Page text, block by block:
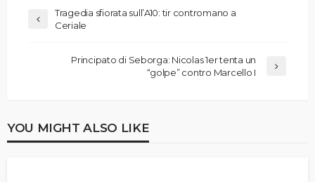
Tragedia sfiorata sull’A10: tir contromano a
Ceriale
Principato di Seborga: Nicolas 1er tenta un
“golpe” contro Marcello I
YOU MIGHT ALSO LIKE